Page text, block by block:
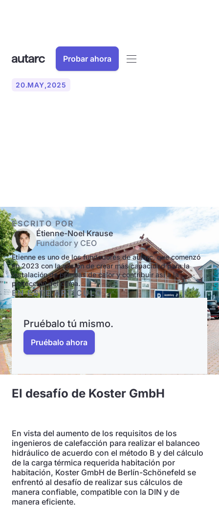
Probar ahora
20.MAY,2025
ESCRITO POR
Étienne-Noel Krause
Fundador y CEO
Etienne es uno de los fundadores de autarc, que comenzó
en 2023 con la misión de crear más capacidad para la
instalación de bombas de calor y contribuir así a la
protección del clima.
EN ESTE ARTÍCULO
Pruébalo tú mismo.
Pruébalo ahora
El desafío de Koster GmbH
En vista del aumento de los requisitos de los
ingenieros de calefacción para realizar el balanceo
hidráulico de acuerdo con el método B y del cálculo
de la carga térmica requerida habitación por
habitación, Koster GmbH de Berlín-Schönefeld se
enfrentó al desafío de realizar sus cálculos de
manera confiable, compatible con la DIN y de
manera eficiente.